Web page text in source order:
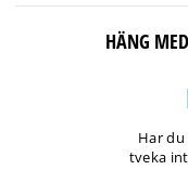
HÄNG
Har
tveka